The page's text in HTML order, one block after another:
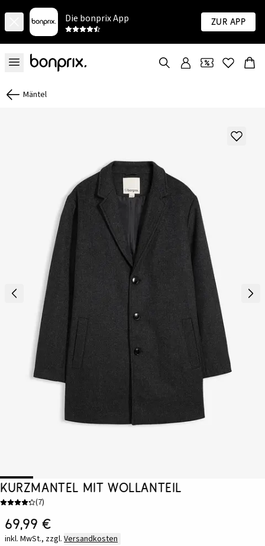
Die bonprix App Zur App
Mäntel
Kurzmantel mit Wollanteil
(7)
69,99 €
inkl. MwSt., zzgl. Versandkosten